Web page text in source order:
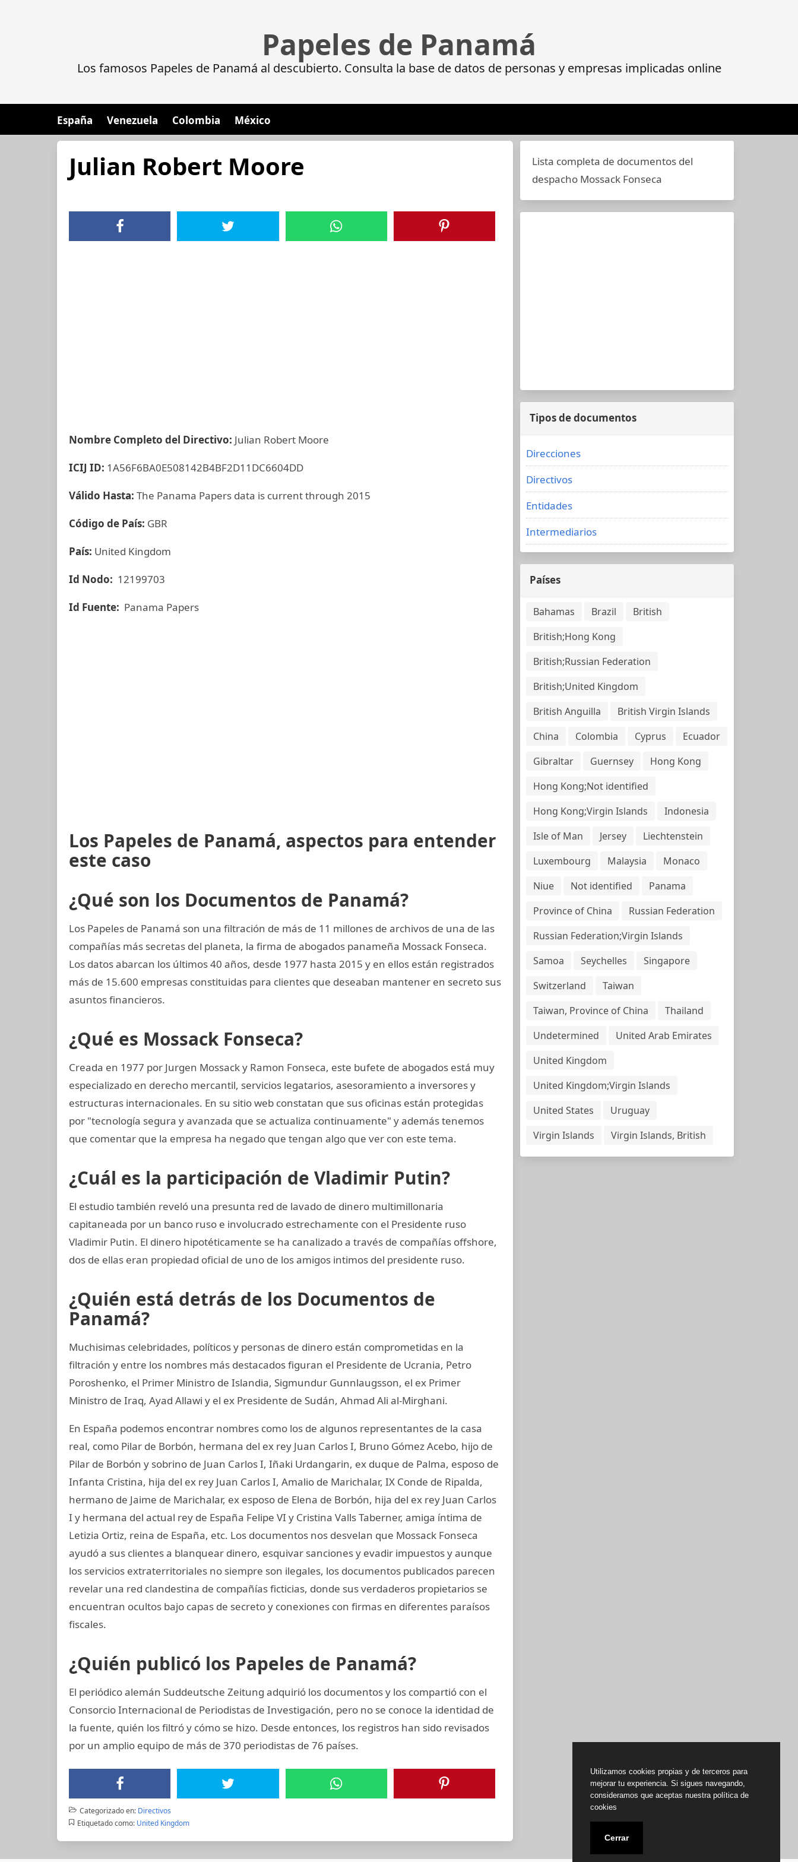
Papeles de Panamá
Los famosos Papeles de Panamá al descubierto. Consulta la base de datos de personas y empresas implicadas online
España Venezuela Colombia México
Julian Robert Moore
Nombre Completo del Directivo: Julian Robert Moore
ICIJ ID: 1A56F6BA0E508142B4BF2D11DC6604DD
Válido Hasta: The Panama Papers data is current through 2015
Código de País: GBR
País: United Kingdom
Id Nodo: 12199703
Id Fuente: Panama Papers
Los Papeles de Panamá, aspectos para entender
este caso
¿Qué son los Documentos de Panamá?
Los Papeles de Panamá son una filtración de más de 11 millones de archivos de una de las
compañías más secretas del planeta, la firma de abogados panameña Mossack Fonseca.
Los datos abarcan los últimos 40 años, desde 1977 hasta 2015 y en ellos están registrados
más de 15.600 empresas constituidas para clientes que deseaban mantener en secreto sus
asuntos financieros.
¿Qué es Mossack Fonseca?
Creada en 1977 por Jurgen Mossack y Ramon Fonseca, este bufete de abogados está muy
especializado en derecho mercantil, servicios legatarios, asesoramiento a inversores y
estructuras internacionales. En su sitio web constatan que sus oficinas están protegidas
por "tecnología segura y avanzada que se actualiza continuamente" y además tenemos
que comentar que la empresa ha negado que tengan algo que ver con este tema.
¿Cuál es la participación de Vladimir Putin?
El estudio también reveló una presunta red de lavado de dinero multimillonaria
capitaneada por un banco ruso e involucrado estrechamente con el Presidente ruso
Vladimir Putin. El dinero hipotéticamente se ha canalizado a través de compañías offshore,
dos de ellas eran propiedad oficial de uno de los amigos intimos del presidente ruso.
¿Quién está detrás de los Documentos de
Panamá?
Muchisimas celebridades, políticos y personas de dinero están comprometidas en la
filtración y entre los nombres más destacados figuran el Presidente de Ucrania, Petro
Poroshenko, el Primer Ministro de Islandia, Sigmundur Gunnlaugsson, el ex Primer
Ministro de Iraq, Ayad Allawi y el ex Presidente de Sudán, Ahmad Ali al-Mirghani.
En España podemos encontrar nombres como los de algunos representantes de la casa
real, como Pilar de Borbón, hermana del ex rey Juan Carlos I, Bruno Gómez Acebo, hijo de
Pilar de Borbón y sobrino de Juan Carlos I, Iñaki Urdangarin, ex duque de Palma, esposo de
Infanta Cristina, hija del ex rey Juan Carlos I, Amalio de Marichalar, IX Conde de Ripalda,
hermano de Jaime de Marichalar, ex esposo de Elena de Borbón, hija del ex rey Juan Carlos
I y hermana del actual rey de España Felipe VI y Cristina Valls Taberner, amiga íntima de
Letizia Ortiz, reina de España, etc. Los documentos nos desvelan que Mossack Fonseca
ayudó a sus clientes a blanquear dinero, esquivar sanciones y evadir impuestos y aunque
los servicios extraterritoriales no siempre son ilegales, los documentos publicados parecen
revelar una red clandestina de compañías ficticias, donde sus verdaderos propietarios se
encuentran ocultos bajo capas de secreto y conexiones con firmas en diferentes paraísos
fiscales.
¿Quién publicó los Papeles de Panamá?
El periódico alemán Suddeutsche Zeitung adquirió los documentos y los compartió con el
Consorcio Internacional de Periodistas de Investigación, pero no se conoce la identidad de
la fuente, quién los filtró y cómo se hizo. Desde entonces, los registros han sido revisados
por un amplio equipo de más de 370 periodistas de 76 países.
Categorizado en: Directivos
Etiquetado como: United Kingdom
Lista completa de documentos del
despacho Mossack Fonseca
Tipos de documentos
Direcciones
Directivos
Entidades
Intermediarios
Países
Bahamas Brazil
British
British;Hong Kong
British;Russian Federation
British;United Kingdom
British Anguilla
British Virgin Islands
China
Colombia Cyprus
Ecuador
Gibraltar
Guernsey
Hong Kong
Hong Kong;Not identified
Hong Kong;Virgin Islands
Indonesia
Isle of Man
Jersey
Liechtenstein
Luxembourg
Malaysia
Monaco
Niue
Not identified
Panama
Province of China
Russian Federation
Russian Federation;Virgin Islands
Samoa
Seychelles
Singapore
Switzerland
Taiwan
Taiwan, Province of China
Thailand
Undetermined
United Arab Emirates
United Kingdom
United Kingdom;Virgin Islands
United States
Uruguay
Virgin Islands
Virgin Islands, British
Utilizamos cookies propias y de terceros para
mejorar tu experiencia. Si sigues navegando,
consideramos que aceptas nuestra política de
cookies
Cerrar